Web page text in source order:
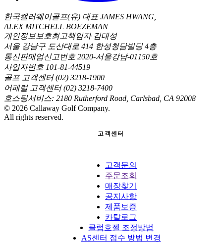
한국캘러웨이골프(유) 대표 JAMES HWANG,
ALEX MITCHELL BOEZEMAN
개인정보보호최고책임자 김대성
서울 강남구 도산대로 414 한성청담빌딩 4층
통신판매업신고번호 2020-서울강남-01150호
사업자번호 101-81-44519
골프 고객센터 (02) 3218-1900
어패럴 고객센터 (02) 3218-7400
호스팅서비스: 2180 Rutherford Road, Carlsbad, CA 92008
© 2026 Callaway Golf Company.
All rights reserved.
고객센터
고객문의
주문조회
매장찾기
공지사항
제품보증
카탈로그
클럽호젤 조정방법
AS센터 접수 방법 변경